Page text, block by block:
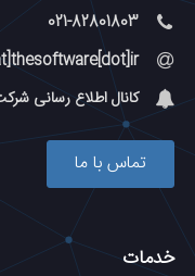
021-82801803
کانال اطلاع رسانی
تماس با ما
خدمات